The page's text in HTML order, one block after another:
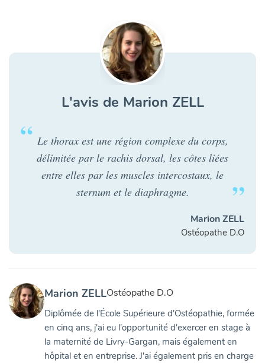
L'avis de Marion ZELL
Le thorax est une région complexe du corps,
délimitée par le rachis dorsal, les côtes liées
entre elles par les muscles intercostaux, le
sternum et le diaphragme.
Marion ZELL
Ostéopathe D.O
Marion ZELLOstéopathe D.O
Diplômée de l'École Supérieure d'Ostéopathie, formée
en cinq ans, j'ai eu l'opportunité d'exercer en stage à
la maternité de Livry-Gargan, mais également en
hôpital et en entreprise. J'ai également pris en charge